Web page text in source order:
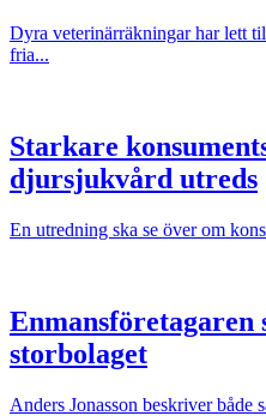
Dyra veterinärräkningar har lett
fria...
Starkare
djursjukvård utreds
En utredning ska se över om
Enmansföretagaren
storbolaget
Anders Jonasson beskriver både